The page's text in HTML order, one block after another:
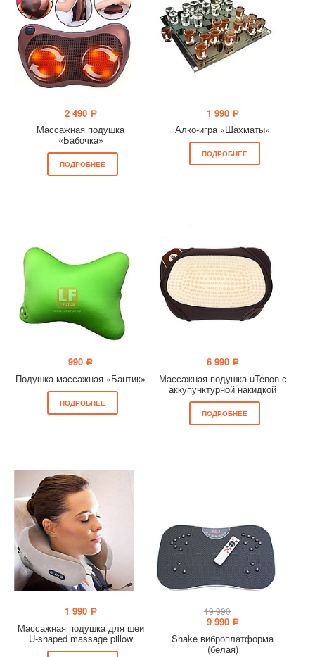
2 490 a
Массажная подушка
«Бабочка»
ПОДРОБНЕЕ
1 990 a
Алко-игра «Шахматы»
ПОДРОБНЕЕ
990 a
Подушка массажная «Бантик»
ПОДРОБНЕЕ
6 990 a
Массажная подушка uTenon с
аккупунктурной накидкой
ПОДРОБНЕЕ
1 990 a
Массажная подушка для шеи
U-shaped massage pillow
19 990
9 990 a
Shake виброплатформа
(белая)